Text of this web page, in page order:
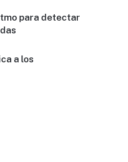
para detectar
a los